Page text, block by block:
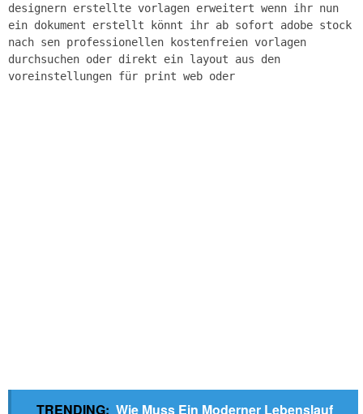
designern erstellte vorlagen erweitert wenn ihr nun
ein dokument erstellt könnt ihr ab sofort adobe stock
nach sen professionellen kostenfreien vorlagen
durchsuchen oder direkt ein layout aus den
voreinstellungen für print web oder
TRENDING: Wie Muss Ein Moderner Lebenslauf